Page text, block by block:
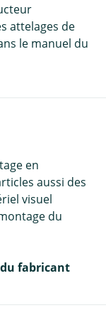
attelages de
le manuel du
en
aussi des
visuel
du
fabricant